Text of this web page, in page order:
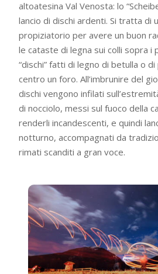
altoatesina Val Venosta: lo
lancio di dischi ardenti. Si tratta di
propiziatorio per avere un buon
le cataste di legna sui colli sopra i
“dischi” fatti di legno di betulla o
centro un foro. All’imbrunire del
dischi vengono infilati
di nocciolo, messi sul fuoco della
renderli incandescenti, e quindi
notturno, accompagnati da
rimati scanditi a gran voce.